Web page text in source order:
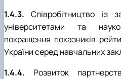
1.4.3. Співробітництво із
університетами та
покращення показників
України серед навчальних
1.4.4. Розвиток